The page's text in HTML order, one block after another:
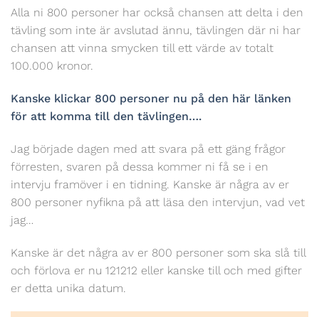
Alla ni 800 personer har också chansen att delta i den
tävling som inte är avslutad ännu, tävlingen där ni har
chansen att vinna smycken till ett värde av totalt
100.000 kronor.
Kanske klickar 800 personer nu på den här länken
för att komma till den tävlingen….
Jag började dagen med att svara på ett gäng frågor
förresten, svaren på dessa kommer ni få se i en
intervju framöver i en tidning. Kanske är några av er
800 personer nyfikna på att läsa den intervjun, vad vet
jag…
Kanske är det några av er 800 personer som ska slå till
och förlova er nu 121212 eller kanske till och med gifter
er detta unika datum.